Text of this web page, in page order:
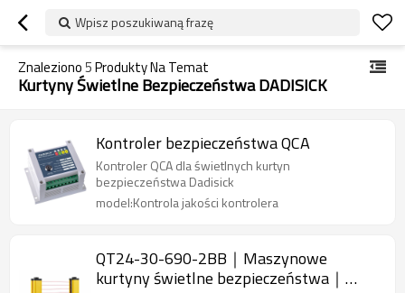
Wpisz poszukiwaną frazę
Znaleziono5Produkty Na Temat
Kurtyny Świetlne Bezpieczeństwa DADISICK
Kontroler bezpieczeństwa QCA
Kontroler QCA dla świetlnych kurtyn
bezpieczeństwa Dadisick
model:Kontrola jakości kontrolera
QT24-30-690-2BB｜Maszynowe
kurtyny świetlne bezpieczeństwa｜